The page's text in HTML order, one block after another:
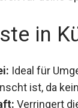
in
Ideal für
nicht